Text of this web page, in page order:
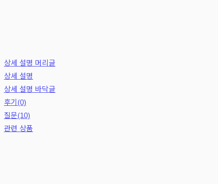
상세 설명 머리글
상세 설명
상세 설명 바닥글
후기(0)
질문(10)
관련 상품